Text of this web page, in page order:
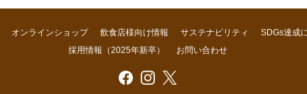
オンラインショップ 飲食店様向け情報 サステナビリティ SDGs達成
採用情報（2025年新卒）
お問い合わせ